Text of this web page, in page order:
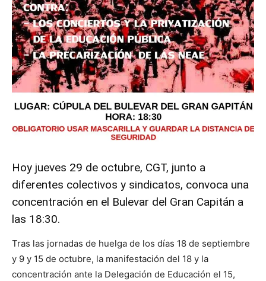
Hoy jueves 29 de octubre, CGT, junto a
diferentes colectivos y sindicatos, convoca una
concentración en el Bulevar del Gran Capitán a
las 18:30.
Tras las jornadas de huelga de los días 18 de septiembre
y 9 y 15 de octubre, la manifestación del 18 y la
concentración ante la Delegación de Educación el 15,